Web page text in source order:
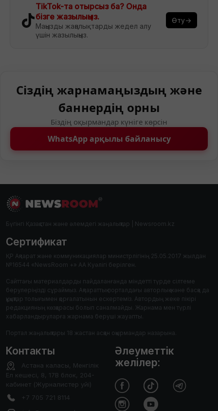
TikTok-та отырсыз ба? Онда
бізге жазылыңыз.
Маңызды жаңалықтарды жедел алу
үшін жазылыңыз.
Өту→
Сіздің жарнамаңыздың және
баннердің орны
Біздің оқырмандар күніге көрсін
WhatsApp арқылы байланысу
Бүгінгі Қазақстан және әлемдегі жаңалықтар | Newsroom.kz
Сертификат
ҚР Ақпарат және коммуникациялар министрлігінің 25.05.2017 жылдан
№16544 «NewsRoom +» АА Куәлігі берілген.
Сайттағы материалдарды пайдаланғанда міндетті түрде сілтеме
берулеріңізді сұраймыз. Ақпараттық порталдағы авторлық және басқа да
құқықтар толығымен қорғалатынын ескертеміз. Автордың жеке пікірі
редакцияның көзқарасы болып саналмайды. Жарнама мен түрлі
хабарландыруларға жарнама беруші жауапты.
Портал жаңалықтары 18 жастан асқан оқырмандар назарына.
Контакты
Астана каласы, Менгілік
Ел кешесі, 8, 17В блок, 204-
кабинет (Журналистер уйі)
+7 705 721 8114
Әлеуметтік
желілер: